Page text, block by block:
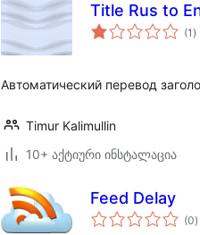
Title Rus to
(1 )
Автоматический перевод
Timur Kalimullin
10+ აქტიური ინსტალაცია
Feed Delay
(0)